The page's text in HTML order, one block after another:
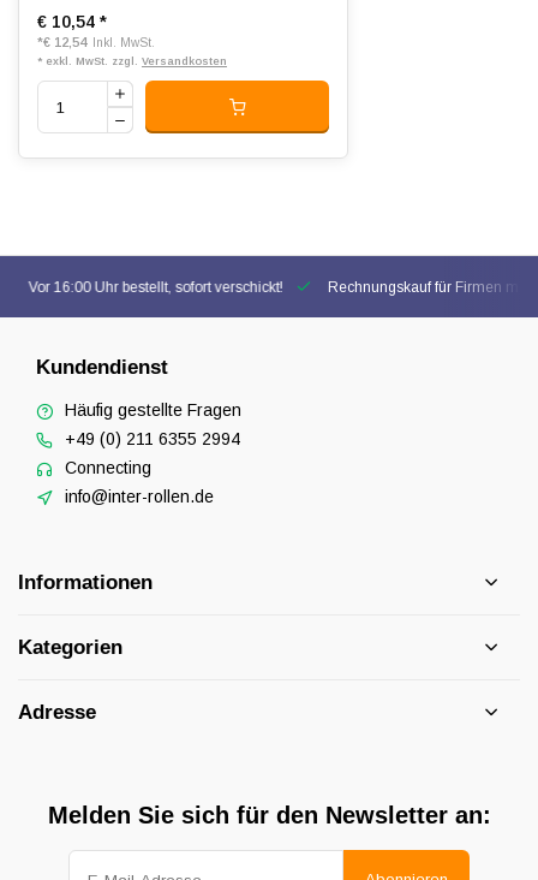
€ 10,54 *
*€ 12,54 Inkl. MwSt.
* exkl. MwSt. zzgl. Versandkosten
Vor 16:00 Uhr bestellt, sofort verschickt! Rechnungskauf für Firmen
Kundendienst
Häufig gestellte Fragen
+49 (0) 211 6355 2994
Connecting
info@inter-rollen.de
Informationen
Kategorien
Adresse
Melden Sie sich für den Newsletter an: